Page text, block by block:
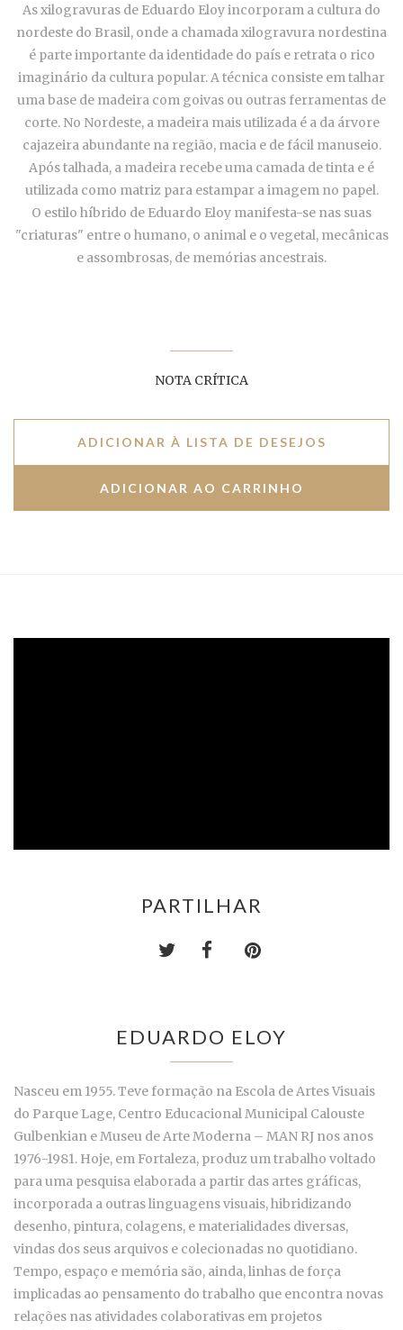
As xilogravuras de Eduardo Eloy incorporam a cultura do
nordeste do Brasil, onde a chamada xilogravura nordestina
é parte importante da identidade do país e retrata o rico
imaginário da cultura popular. A técnica consiste em talhar
uma base de madeira com goivas ou outras ferramentas de
corte. No Nordeste, a madeira mais utilizada é a da árvore
cajazeira abundante na região, macia e de fácil manuseio.
Após talhada, a madeira recebe uma camada de tinta e é
utilizada como matriz para estampar a imagem no papel.
O estilo híbrido de Eduardo Eloy manifesta-se nas suas
"criaturas" entre o humano, o animal e o vegetal, mecânicas
e assombrosas, de memórias ancestrais.
NOTA CRÍTICA
ADICIONAR À LISTA DE DESEJOS
PARTILHAR
EDUARDO ELOY
Nasceu em 1955. Teve formação na Escola de Artes Visuais
do Parque Lage, Centro Educacional Municipal Calouste
Gulbenkian e Museu de Arte Moderna – MAN RJ nos anos
1976-1981. Hoje, em Fortaleza, produz um trabalho voltado
para uma pesquisa elaborada a partir das artes gráficas,
incorporada a outras linguagens visuais, hibridizando
desenho, pintura, colagens, e materialidades diversas,
vindas dos seus arquivos e colecionadas no quotidiano.
Tempo, espaço e memória são, ainda, linhas de força
implicadas ao pensamento do trabalho que encontra novas
relações nas atividades colaborativas em projetos